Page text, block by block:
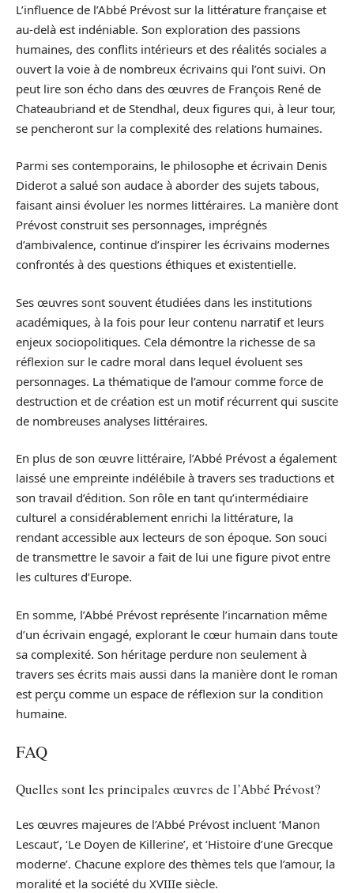
L’influence de l’Abbé Prévost sur la littérature française et
au-delà est indéniable. Son exploration des passions
humaines, des conflits intérieurs et des réalités sociales a
ouvert la voie à de nombreux écrivains qui l’ont suivi. On
peut lire son écho dans des œuvres de François René de
Chateaubriand et de Stendhal, deux figures qui, à leur tour,
se pencheront sur la complexité des relations humaines.
Parmi ses contemporains, le philosophe et écrivain Denis
Diderot a salué son audace à aborder des sujets tabous,
faisant ainsi évoluer les normes littéraires. La manière dont
Prévost construit ses personnages, imprégnés
d’ambivalence, continue d’inspirer les écrivains modernes
confrontés à des questions éthiques et existentielle.
Ses œuvres sont souvent étudiées dans les institutions
académiques, à la fois pour leur contenu narratif et leurs
enjeux sociopolitiques. Cela démontre la richesse de sa
réflexion sur le cadre moral dans lequel évoluent ses
personnages. La thématique de l’amour comme force de
destruction et de création est un motif récurrent qui suscite
de nombreuses analyses littéraires.
En plus de son œuvre littéraire, l’Abbé Prévost a également
laissé une empreinte indélébile à travers ses traductions et
son travail d’édition. Son rôle en tant qu’intermédiaire
culturel a considérablement enrichi la littérature, la
rendant accessible aux lecteurs de son époque. Son souci
de transmettre le savoir a fait de lui une figure pivot entre
les cultures d’Europe.
En somme, l’Abbé Prévost représente l’incarnation même
d’un écrivain engagé, explorant le cœur humain dans toute
sa complexité. Son héritage perdure non seulement à
travers ses écrits mais aussi dans la manière dont le roman
est perçu comme un espace de réflexion sur la condition
humaine.
FAQ
Quelles sont les principales œuvres de l’Abbé Prévost?
Les œuvres majeures de l’Abbé Prévost incluent ‘Manon
Lescaut’, ‘Le Doyen de Killerine’, et ‘Histoire d’une Grecque
moderne’. Chacune explore des thèmes tels que l’amour, la
moralité et la société du XVIIIe siècle.